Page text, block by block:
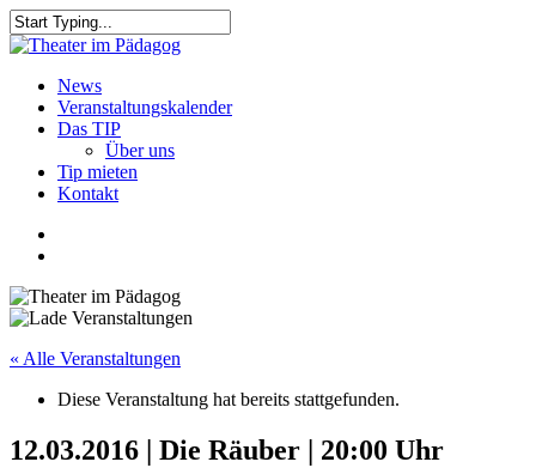
Skip
to
content
Close
search
Menu
News
Veranstaltungskalender
Das TIP
Über uns
Tip mieten
Kontakt
« Alle Veranstaltungen
Diese Veranstaltung hat bereits stattgefunden.
12.03.2016 | Die Räuber | 20:00 Uhr